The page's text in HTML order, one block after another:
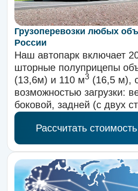
Свердловская области, Республика
Татарстан.
Рассчитать стоимость перевозки
ОСТАВЬТЕ ЗАЯВКУ И МЫ РАССЧИТАЕМ
ДОСТАВКУ В БЛИЖАЙШЕЕ ВРЕМЯ